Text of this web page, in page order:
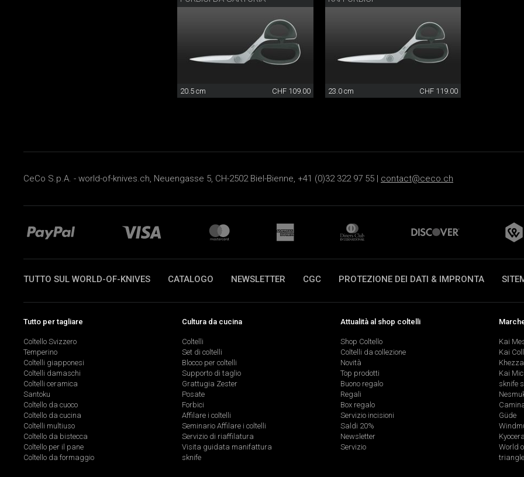
20.5 cm CHF 109.00 23.0 cm CHF 119.00
CeCo S.p.A. - world-of-knives.ch, Neuengasse 5, CH-2502 Biel-Bienne, +41 (0)32 322 97 55 | contact@ceco.ch
TUTTO SUL WORLD-OF-KNIVES CATALOGO NEWSLETTER CGC PROTEZIONE DEI DATI & IMPRONTA
Tutto per tagliare
Coltello Svizzero
Temperino
Coltelli giapponesi
Coltelli damaschi
Coltelli ceramica
Santoku
Coltello da cuoco
Coltello da cucina
Coltelli multiuso
Coltello da bistecca
Coltello per il pane
Coltello da formaggio
Cultura da cucina
Coltelli
Set di coltelli
Blocco per coltelli
Supporto di taglio
Grattugia Zester
Posate
Forbici
Affilare i coltelli
Seminario Affilare i coltelli
Servizio di riaffilatura
Visita guidata manifattura
sknife
Attualità al shop coltelli
Shop Coltello
Coltelli da collezione
Novità
Top prodotti
Buono regalo
Regali
Box regalo
Servizio incisioni
Saldi 20%
Newsletter
Servizio
Kai
Kai
Kai
sknife
Güde
World